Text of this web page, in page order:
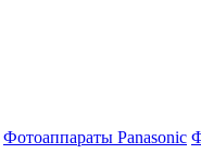
Фотоаппараты Panasonic